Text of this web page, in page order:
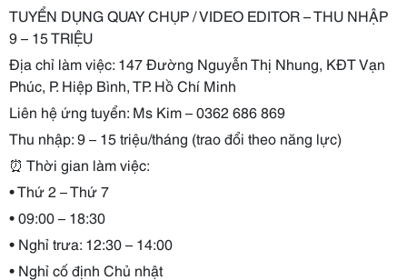
TUYỂN DỤNG QUAY CHỤP / VIDEO EDITOR – THU NHẬP
9 – 15 TRIỆU
Địa chỉ làm việc: 147 Đường Nguyễn Thị Nhung, KĐT Vạn
Phúc, P. Hiệp Bình, TP. Hồ Chí Minh
Liên hệ ứng tuyển: Ms Kim – 0362 686 869
Thu nhập: 9 – 15 triệu/tháng (trao đổi theo năng lực)
⏰ Thời gian làm việc:
• Thứ 2 – Thứ 7
• 09:00 – 18:30
• Nghỉ trưa: 12:30 – 14:00
• Nghỉ cố định Chủ nhật